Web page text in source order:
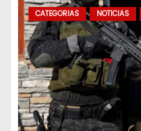
CATEGORIAS NOTICIAS